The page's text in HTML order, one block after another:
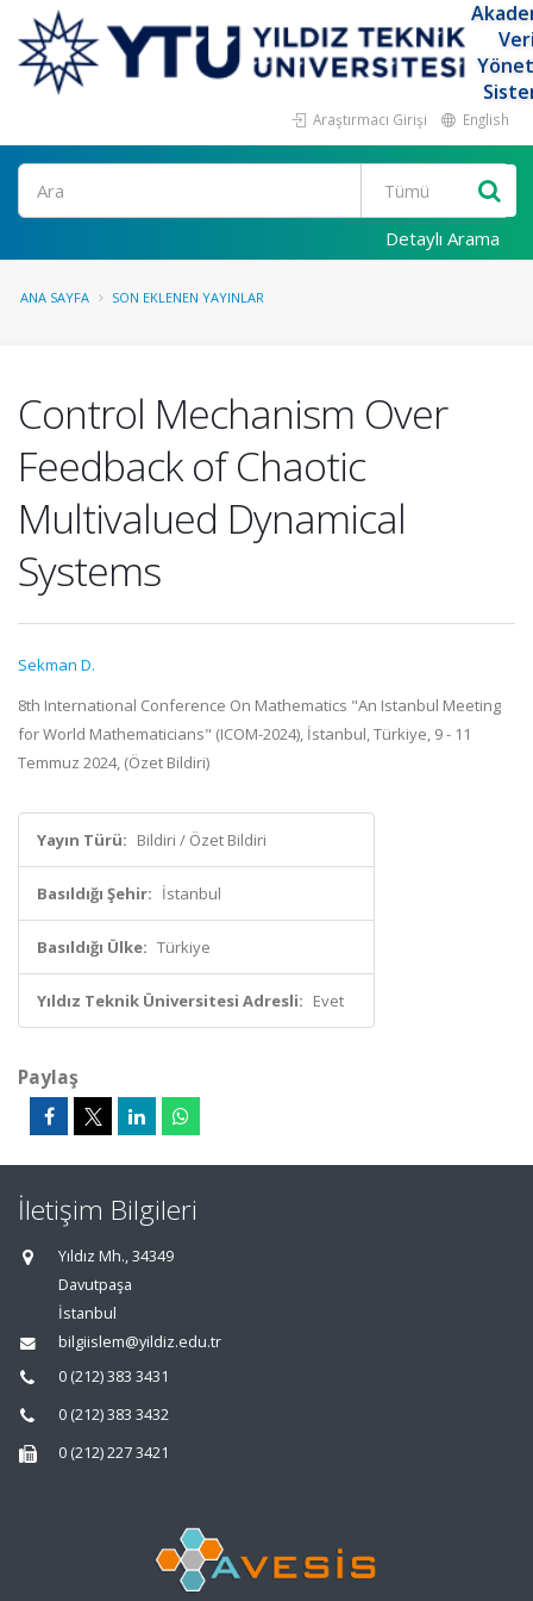
Araştırmacı Girişi English
Ara
Detaylı Arama
ANA SAYFA SON EKLENEN YAYINLAR
Control Mechanism Over
Feedback of Chaotic
Multivalued Dynamical
Systems
Sekman D.
8th International Conference On Mathematics "An Istanbul Meeting
for World Mathematicians" (ICOM-2024), İstanbul, Türkiye, 9 - 11
Temmuz 2024, (Özet Bildiri)
Yayın Türü: Bildiri / Özet Bildiri
Basıldığı Şehir: İstanbul
Basıldığı Ülke: Türkiye
Yıldız Teknik Üniversitesi Adresli: Evet
Paylaş
İletişim Bilgileri
Yıldız Mh., 34349
Davutpaşa
İstanbul
bilgiislem@yildiz.edu.tr
0 (212) 383 3431
0 (212) 383 3432
0 (212) 227 3421